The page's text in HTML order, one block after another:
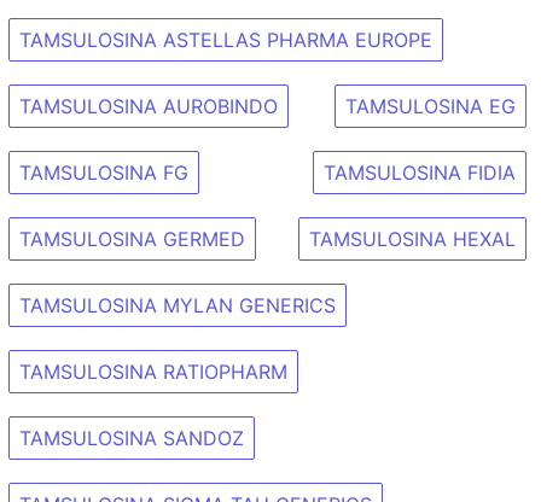
TAMSULOSINA ASTELLAS PHARMA EUROPE
TAMSULOSINA AUROBINDO TAMSULOSINA EG
TAMSULOSINA FG TAMSULOSINA FIDIA
TAMSULOSINA GERMED TAMSULOSINA HEXAL
TAMSULOSINA MYLAN GENERICS
TAMSULOSINA RATIOPHARM
TAMSULOSINA SANDOZ